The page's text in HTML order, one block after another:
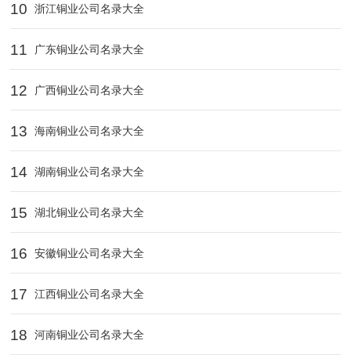
10 浙江铜业公司名录大全
11 广东铜业公司名录大全
12 广西铜业公司名录大全
13 海南铜业公司名录大全
14 湖南铜业公司名录大全
15 湖北铜业公司名录大全
16 安徽铜业公司名录大全
17 江西铜业公司名录大全
18 河南铜业公司名录大全